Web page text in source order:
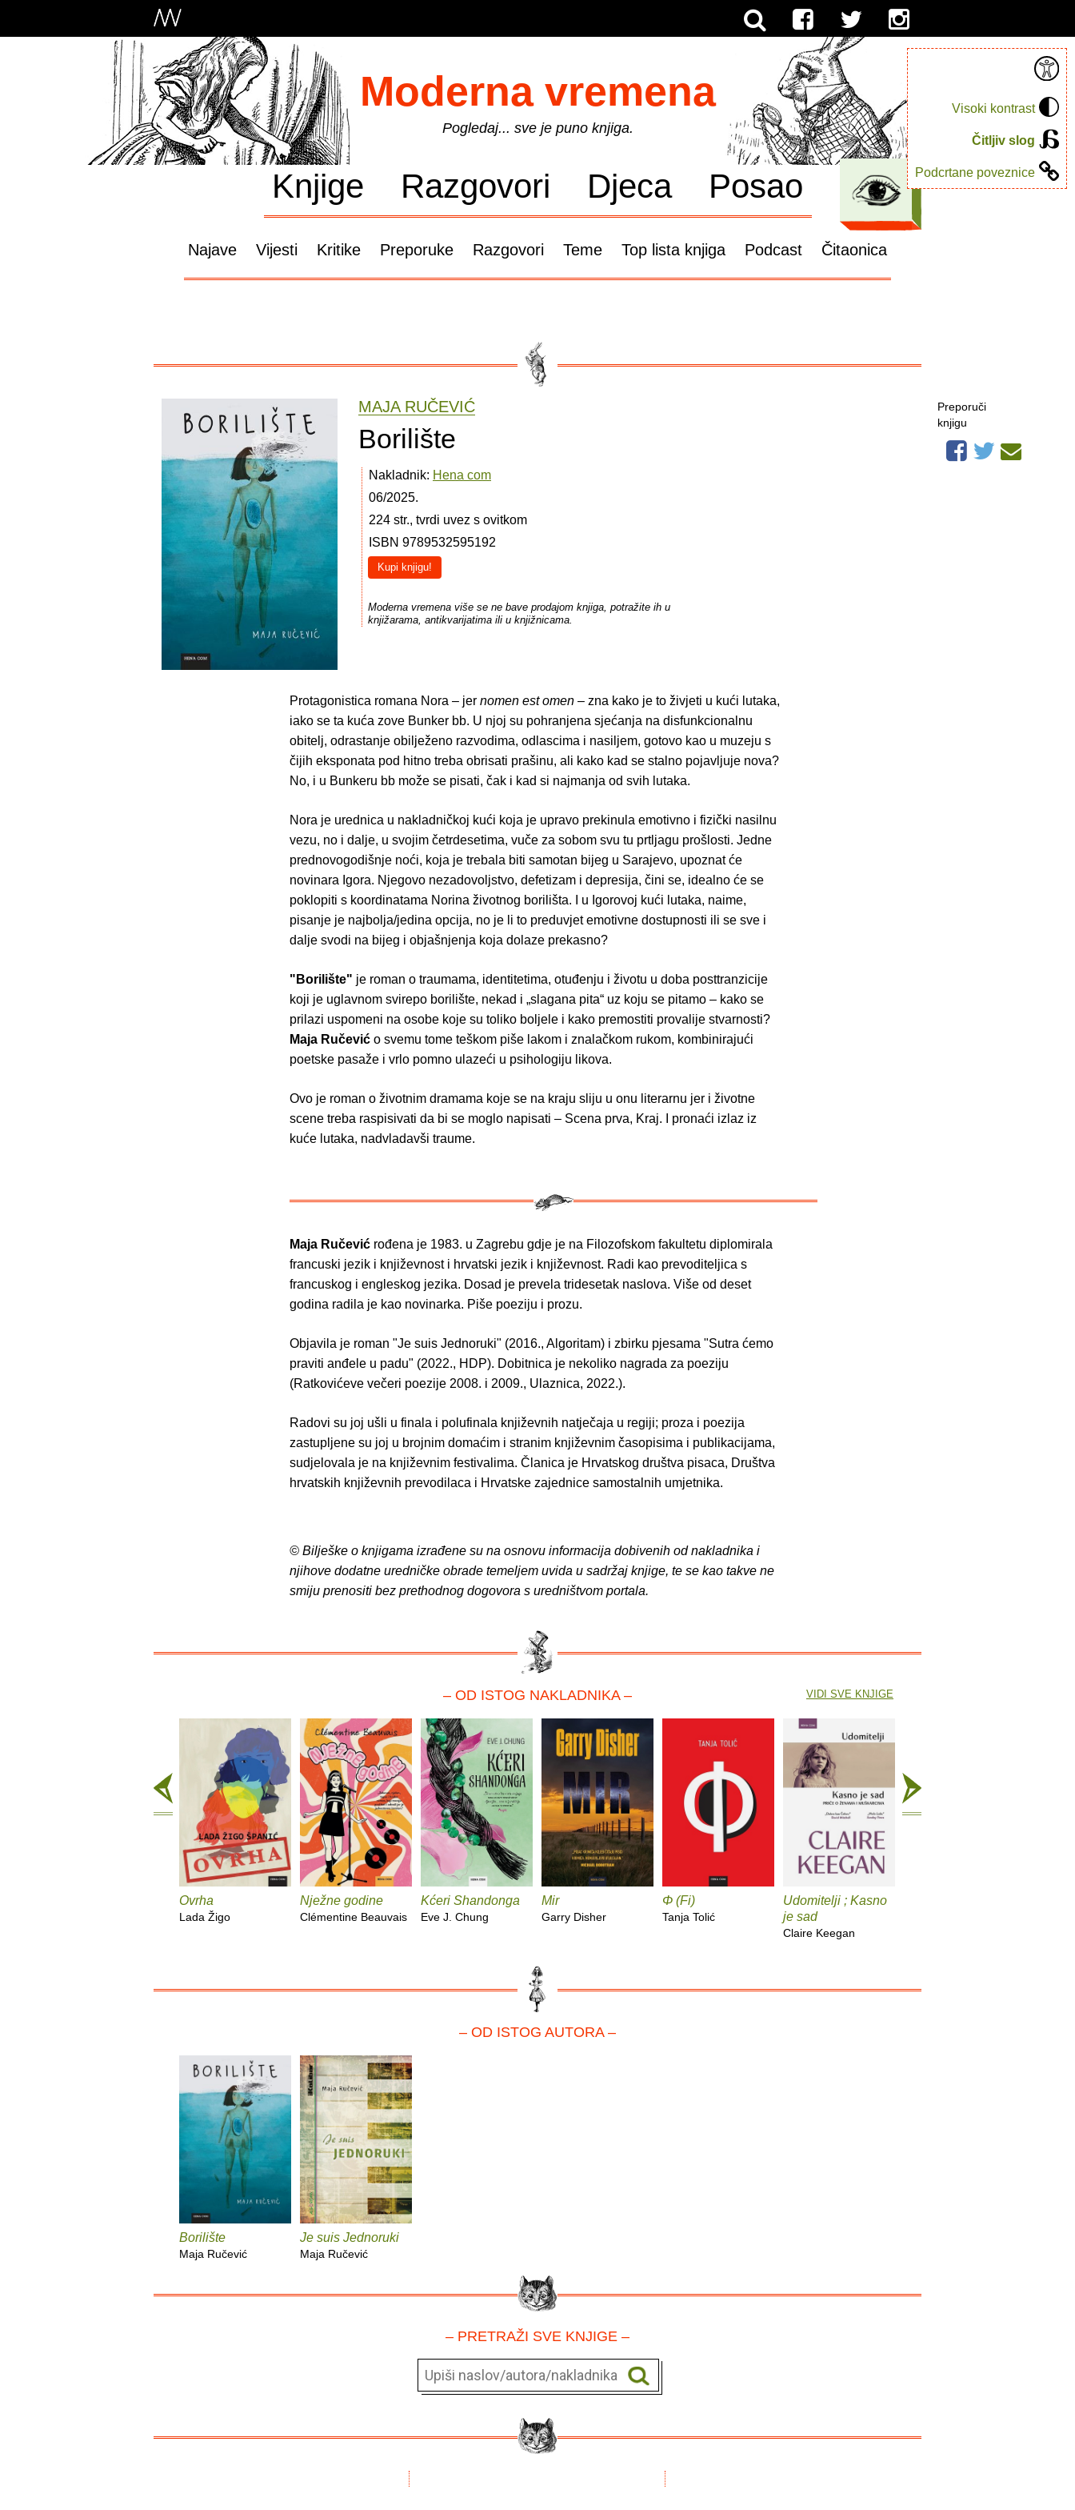
Visoki kontrast
Čitljiv slog
Podcrtane poveznice
Moderna vremena
Pogledaj... sve je puno knjiga.
Knjige Razgovori Djeca Posao
Najave Vijesti Kritike Preporuke Razgovori Teme Top lista knjiga Podcast Čitaonica
MAJA RUČEVIĆ
Borilište
Nakladnik: Hena com
06/2025.
224 str., tvrdi uvez s ovitkom
ISBN 9789532595192
Kupi knjigu!
Moderna vremena više se ne bave prodajom knjiga, potražite ih u
knjižarama, antikvarijatima ili u knjižnicama.
Protagonistica romana Nora – jer nomen est omen – zna kako je to živjeti u kući lutaka,
iako se ta kuća zove Bunker bb. U njoj su pohranjena sjećanja na disfunkcionalnu
obitelj, odrastanje obilježeno razvodima, odlascima i nasiljem, gotovo kao u muzeju s
čijih eksponata pod hitno treba obrisati prašinu, ali kako kad se stalno pojavljuje nova?
No, i u Bunkeru bb može se pisati, čak i kad si najmanja od svih lutaka.
Nora je urednica u nakladničkoj kući koja je upravo prekinula emotivno i fizički nasilnu
vezu, no i dalje, u svojim četrdesetima, vuče za sobom svu tu prtljagu prošlosti. Jedne
prednovogodišnje noći, koja je trebala biti samotan bijeg u Sarajevo, upoznat će
novinara Igora. Njegovo nezadovoljstvo, defetizam i depresija, čini se, idealno će se
poklopiti s koordinatama Norina životnog borilišta. I u Igorovoj kući lutaka, naime,
pisanje je najbolja/jedina opcija, no je li to preduvjet emotivne dostupnosti ili se sve i
dalje svodi na bijeg i objašnjenja koja dolaze prekasno?
"Borilište" je roman o traumama, identitetima, otuđenju i životu u doba posttranzicije
koji je uglavnom svirepo borilište, nekad i „slagana pita“ uz koju se pitamo – kako se
prilazi uspomeni na osobe koje su toliko boljele i kako premostiti provalije stvarnosti?
Maja Ručević o svemu tome teškom piše lakom i znalačkom rukom, kombinirajući
poetske pasaže i vrlo pomno ulazeći u psihologiju likova.
Ovo je roman o životnim dramama koje se na kraju sliju u onu literarnu jer i životne
scene treba raspisivati da bi se moglo napisati – Scena prva, Kraj. I pronaći izlaz iz
kuće lutaka, nadvladavši traume.
Maja Ručević rođena je 1983. u Zagrebu gdje je na Filozofskom fakultetu diplomirala
francuski jezik i književnost i hrvatski jezik i književnost. Radi kao prevoditeljica s
francuskog i engleskog jezika. Dosad je prevela tridesetak naslova. Više od deset
godina radila je kao novinarka. Piše poeziju i prozu.
Objavila je roman "Je suis Jednoruki" (2016., Algoritam) i zbirku pjesama "Sutra ćemo
praviti anđele u padu" (2022., HDP). Dobitnica je nekoliko nagrada za poeziju
(Ratkovićeve večeri poezije 2008. i 2009., Ulaznica, 2022.).
Radovi su joj ušli u finala i polufinala književnih natječaja u regiji; proza i poezija
zastupljene su joj u brojnim domaćim i stranim književnim časopisima i publikacijama,
sudjelovala je na književnim festivalima. Članica je Hrvatskog društva pisaca, Društva
hrvatskih književnih prevodilaca i Hrvatske zajednice samostalnih umjetnika.
© Bilješke o knjigama izrađene su na osnovu informacija dobivenih od nakladnika i
njihove dodatne uredničke obrade temeljem uvida u sadržaj knjige, te se kao takve ne
smiju prenositi bez prethodnog dogovora s uredništvom portala.
Preporuči
knjigu
– OD ISTOG NAKLADNIKA –
Ovrha
Lada Žigo
Nježne godine
Clémentine Beauvais
Kćeri Shandonga
Eve J. Chung
Mir
Garry Disher
Φ (Fi)
Tanja Tolić
Udomitelji ; Kasno
je sad
Claire Keegan
VIDI SVE KNJIGE
– OD ISTOG AUTORA –
Borilište
Maja Ručević
Je suis Jednoruki
Maja Ručević
– PRETRAŽI SVE KNJIGE –